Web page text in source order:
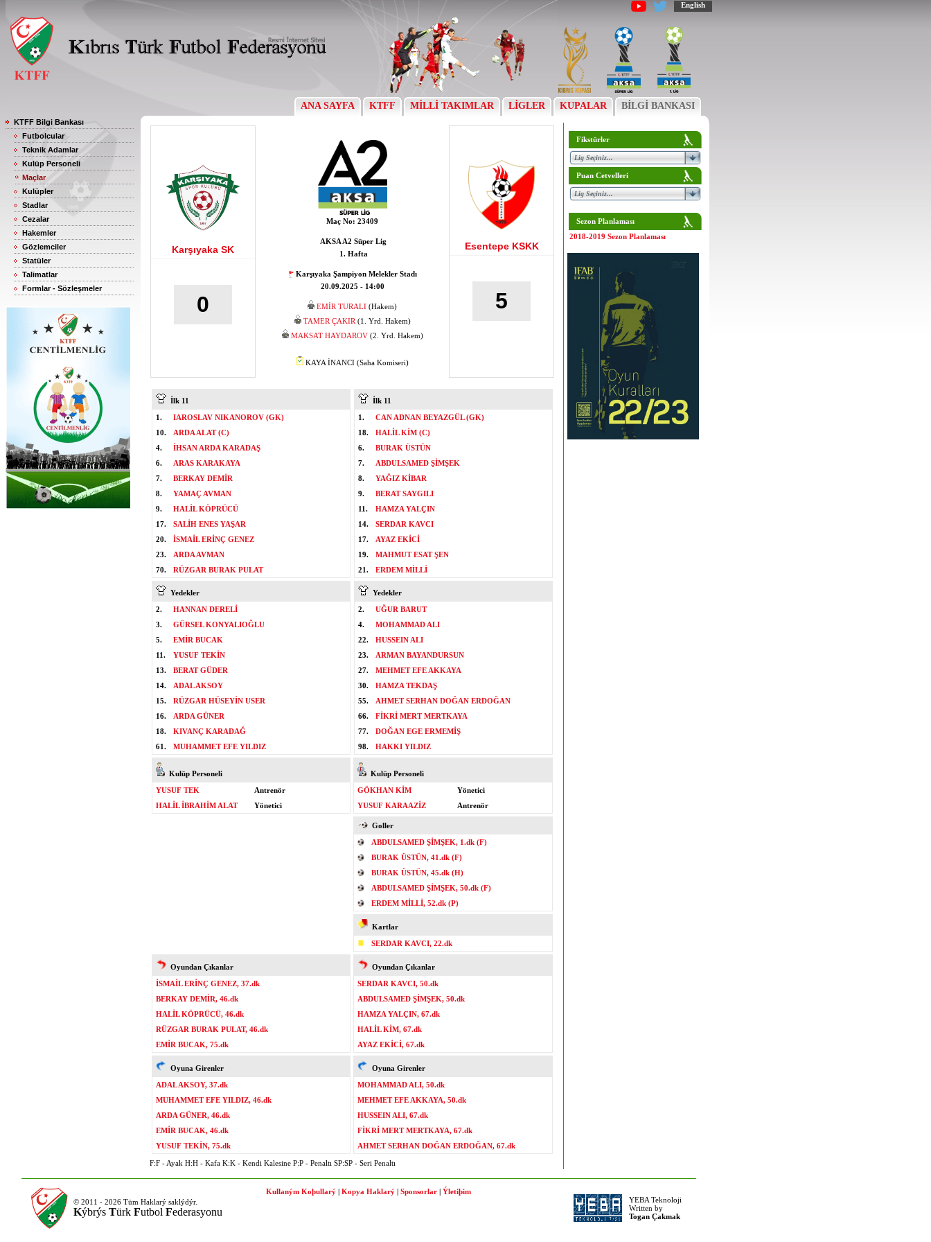
English
ANA SAYFA KTFF MİLLİ TAKIMLAR LİGLER KUPALAR BİLGİ BANKASI
KTFF Bilgi Bankası
Futbolcular
Teknik Adamlar
Kulüp Personeli
Maçlar
Kulüpler
Stadlar
Cezalar
Hakemler
Gözlemciler
Statüler
Talimatlar
Formlar - Sözleşmeler
Karşıyaka SK
0
Maç No: 23409
AKSA A2 Süper Lig
1. Hafta
Karşıyaka Şampiyon Melekler Stadı
20.09.2025 - 14:00
EMİR TURALI (Hakem)
TAMER ÇAKIR (1. Yrd. Hakem)
MAKSAT HAYDAROV(2. Yrd. Hakem)
KAYA İNANCI (Saha Komiseri)
Esentepe KSKK
5
İlk 11
1.
IAROSLAV NIKANOROV (GK)
10.
ARDA ALAT (C)
4.
İHSAN ARDA KARADAŞ
6.
ARAS KARAKAYA
7.
BERKAY DEMİR
8.
YAMAÇ AVMAN
9.
HALİL KÖPRÜCÜ
17.
SALİH ENES YAŞAR
20.
İSMAİL ERİNÇ GENEZ
23.
ARDA AVMAN
70.
RÜZGAR BURAK PULAT
İlk 11
1.
CAN ADNAN BEYAZGÜL (GK)
18.
HALİL KİM (C)
6.
BURAK ÜSTÜN
7.
ABDULSAMED ŞİMŞEK
8.
YAĞIZ KİBAR
9.
BERAT SAYGILI
11.
HAMZA YALÇIN
14.
SERDAR KAVCI
17.
AYAZ EKİCİ
19.
MAHMUT ESAT ŞEN
21.
ERDEM MİLLİ
Yedekler
2.
HANNAN DERELİ
3.
GÜRSEL KONYALIOĞLU
5.
EMİR BUCAK
11.
YUSUF TEKİN
13.
BERAT GÜDER
14.
ADAL AKSOY
15.
RÜZGAR HÜSEYİN USER
16.
ARDA GÜNER
18.
KIVANÇ KARADAĞ
61.
MUHAMMET EFE YILDIZ
Yedekler
2.
UĞUR BARUT
4.
MOHAMMAD ALI
22.
HUSSEIN ALI
23.
ARMAN BAYANDURSUN
27.
MEHMET EFE AKKAYA
30.
HAMZA TEKDAŞ
55.
AHMET SERHAN DOĞAN ERDOĞAN
66.
FİKRİ MERT MERTKAYA
77.
DOĞAN EGE ERMEMİŞ
98.
HAKKI YILDIZ
Kulüp Personeli
YUSUF TEK
Antrenör
HALİL İBRAHİM ALAT
Yönetici
Kulüp Personeli
GÖKHAN KİM
Yönetici
YUSUF KARAAZİZ
Antrenör
Goller
ABDULSAMED ŞİMŞEK, 1.dk (F)
BURAK ÜSTÜN, 41.dk (F)
BURAK ÜSTÜN, 45.dk (H)
ABDULSAMED ŞİMŞEK, 50.dk (F)
ERDEM MİLLİ, 52.dk (P)
Kartlar
SERDAR KAVCI, 22.dk
Oyundan Çıkanlar
İSMAİL ERİNÇ GENEZ, 37.dk
BERKAY DEMİR, 46.dk
HALİL KÖPRÜCÜ, 46.dk
RÜZGAR BURAK PULAT, 46.dk
EMİR BUCAK, 75.dk
Oyundan Çıkanlar
SERDAR KAVCI, 50.dk
ABDULSAMED ŞİMŞEK, 50.dk
HAMZA YALÇIN, 67.dk
HALİL KİM, 67.dk
AYAZ EKİCİ, 67.dk
Oyuna Girenler
ADAL AKSOY, 37.dk
MUHAMMET EFE YILDIZ, 46.dk
ARDA GÜNER, 46.dk
EMİR BUCAK, 46.dk
YUSUF TEKİN, 75.dk
Oyuna Girenler
MOHAMMAD ALI, 50.dk
MEHMET EFE AKKAYA, 50.dk
HUSSEIN ALI, 67.dk
FİKRİ MERT MERTKAYA, 67.dk
AHMET SERHAN DOĞAN ERDOĞAN, 67.dk
F:F - Ayak H:H - Kafa K:K - Kendi Kalesine P:P - Penaltı SP:SP - Seri Penaltı
Fikstürler
Puan Cetvelleri
Sezon Planlaması
2018-2019 Sezon Planlaması
© 2011 - 2026 Tüm Haklarý saklýdýr.
Kýbrýs Türk Futbol Federasyonu
Kullaným Koþullarý | Kopya Haklarý | Sponsorlar | Ýletiþim
YEBA Teknoloji
Written by
Togan Çakmak